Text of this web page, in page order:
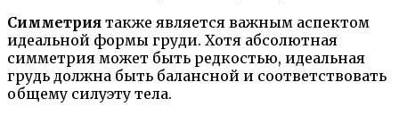
Симметрия также является важным аспектом
идеальной формы груди. Хотя абсолютная
симметрия может быть редкостью, идеальная
грудь должна быть балансной и соответствовать
общему силуэту тела.